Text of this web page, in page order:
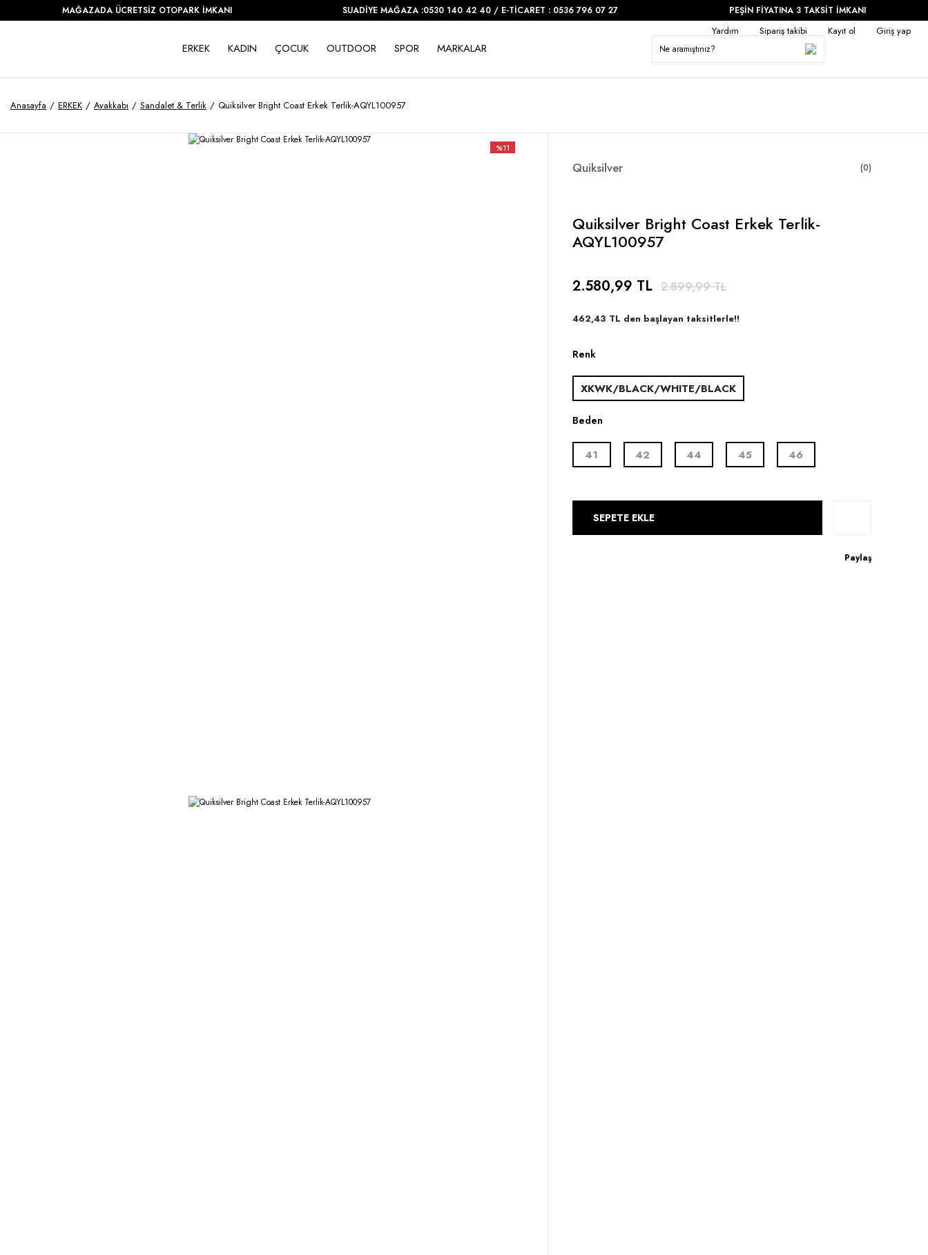
MAĞAZADA ÜCRETSİZ OTOPARK İMKANI SUADİYE MAĞAZA :0530 140 42 40 / E-TİCARET : 0536 796 07 27 PEŞİN FİYATINA 3 TAKSİT İMKANI
ERKEK KADIN ÇOCUK OUTDOOR SPOR MARKALAR
Yardım Sipariş takibi Kayıt ol Giriş yap
Anasayfa ERKEK Ayakkabı Sandalet & Terlik Quiksilver Bright Coast Erkek Terlik-AQYL100957
%11
Quiksilver (0)
Quiksilver Bright Coast Erkek Terlik-
AQYL100957
2.580,99 TL 2.899,99 TL
462,43 TL den başlayan taksitlerle!!
Renk
XKWK/BLACK/WHITE/BLACK
Beden
41 42 44 45 46
SEPETE EKLE
Paylaş